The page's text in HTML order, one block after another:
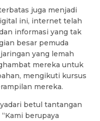
juga menjadi
ini, internet telah
informasi yang tak
besar pemuda
yang lemah
mereka untuk
mengikuti kursus
mereka.
betul tantangan
berupaya